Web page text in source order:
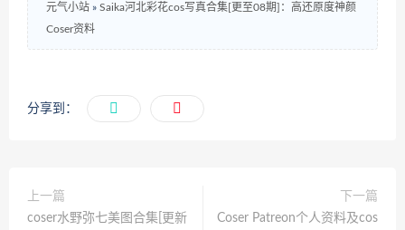
元气小站 » Saika河北彩花cos写真合集[更至08期]：高还原度神颜
Coser资料
分享到：
上一篇
coser水野弥七美图合集[更新
下一篇
Coser Patreon个人资料及cos